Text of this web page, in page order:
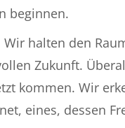
beginnen.
halten den
Zukunft.
kommen. Wir
eines, dessen